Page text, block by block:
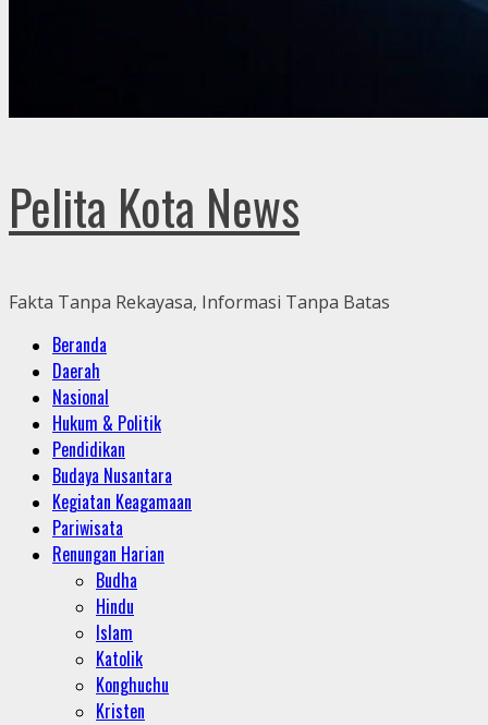
Pelita Kota News
Fakta Tanpa Rekayasa, Informasi Tanpa Batas
Primary
Menu
Beranda
Daerah
Nasional
Hukum & Politik
Pendidikan
Budaya Nusantara
Kegiatan Keagamaan
Pariwisata
Renungan Harian
Budha
Hindu
Islam
Katolik
Konghuchu
Kristen